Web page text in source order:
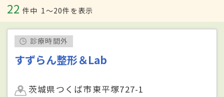
22 件中 1〜20件を表示
診療時間外
すずらん整形＆Lab
茨城県つくば市東平塚727-1